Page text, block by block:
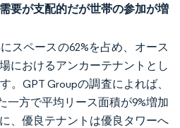
要が支配的だが世帯の参加が増
スペースの62%を占め、オース
におけるアンカーテナントとし
。GPT Groupの調査によれば、
一方で平均リース面積が9%増加
、優良テナントは優良タワーへ